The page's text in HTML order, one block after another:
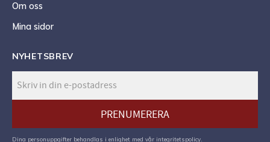
Om oss
Mina sidor
NYHETSBREV
PRENUMERERA
Dina personuppgifter behandlas i enlighet med vår integritetspolicy